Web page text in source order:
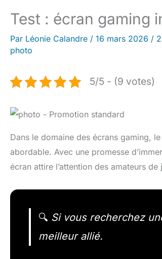
Test : écran gaming
Par Léonie Calandre / 16 mars 2026 /
photo
5/5 - (9 votes)
Dans le domaine des écrans gaming,
abordable. Avec une promesse
écran attire l’attention des amateurs
🔍 Si vous recherchez
meilleur allié.